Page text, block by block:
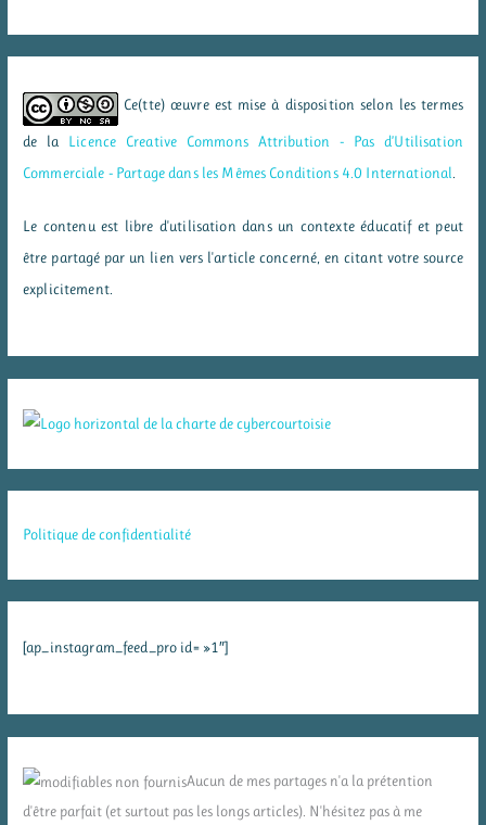
Ce(tte) œuvre est mise à disposition selon les termes
de la Licence Creative Commons Attribution - Pas d’Utilisation
Commerciale - Partage dans les Mêmes Conditions 4.0 International
Le contenu est libre d'utilisation dans un contexte éducatif et peut
être partagé par un lien vers l'article concerné, en citant votre source
explicitement.
Politique de confidentialité
[ap_instagram_feed_pro id= »1″]
Aucun de mes partages n'a la prétention
d'être parfait (et surtout pas les longs articles). N'hésitez pas à me